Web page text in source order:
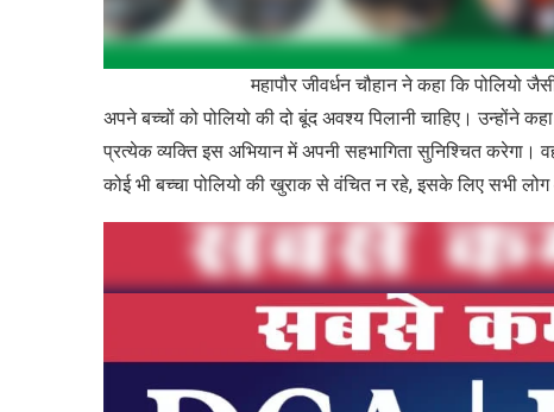
महापौर जीवर्धन चौहान ने कहा कि पोलियो जैसी गंभीर
अपने बच्चों को पोलियो की दो बूंद अवश्य पिलानी चाहिए। उन्होंने
प्रत्येक व्यक्ति इस अभियान में अपनी सहभागिता सुनिश्चित करेगा।
कोई भी बच्चा पोलियो की खुराक से वंचित न रहे, इसके लिए सभी